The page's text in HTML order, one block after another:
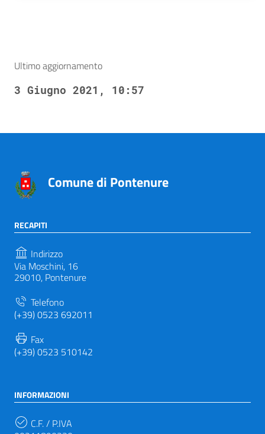
Ultimo aggiornamento
3 Giugno 2021, 10:57
Comune di Pontenure
RECAPITI
Indirizzo
Via Moschini, 16
29010, Pontenure
Telefono
(+39) 0523 692011
Fax
(+39) 0523 510142
INFORMAZIONI
C.F. / P.IVA